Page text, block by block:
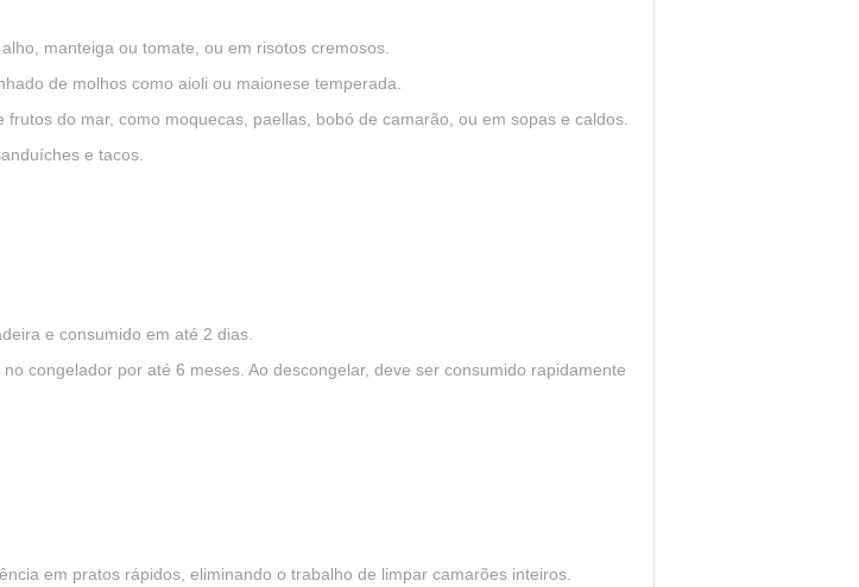
manteiga ou tomate, ou em risotos cremosos.
de molhos como aioli ou maionese temperada.
do mar, como moquecas, paellas, bobó de camarão, ou em sopas e caldos.
e tacos.
e consumido em até 2 dias.
congelador por até 6 meses. Ao descongelar, deve ser consumido rapidamente
em pratos rápidos, eliminando o trabalho de limpar camarões inteiros.